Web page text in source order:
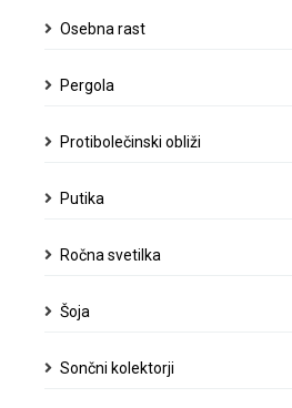
Osebna rast
Pergola
Protibolečinski obliži
Putika
Ročna svetilka
Šoja
Sončni kolektorji